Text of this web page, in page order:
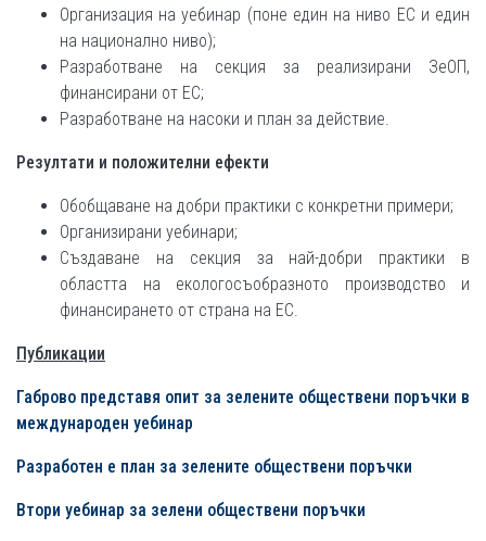
Организация на уебинар (поне един на ниво ЕС и един
на национално ниво);
Разработване на секция за реализирани ЗеОП,
финансирани от ЕС;
Разработване на насоки и план за действие.
Резултати и положителни ефекти
Обобщаване на добри практики с конкретни примери;
Организирани уебинари;
Създаване на секция за най-добри практики в
областта на екологосъобразното производство и
финансирането от страна на ЕС.
Публикации
Габрово представя опит за зелените обществени поръчки в
международен уебинар
Разработен е план за зелените обществени поръчки
Втори уебинар за зелени обществени поръчки